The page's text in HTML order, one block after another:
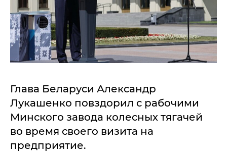
Глава Беларуси Александр
Лукашенко повздорил с рабочими
Минского завода колесных тягачей
во время своего визита на
предприятие.